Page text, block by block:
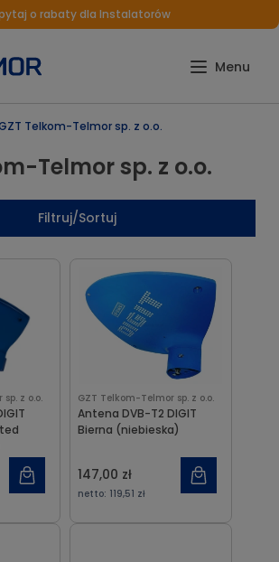
o rabaty dla Instalatorów
Telkom-Telmor sp. z o.o.
Telmor sp. z o.o.
Filtruj/Sortuj
z o.o. GZT Telkom-Telmor sp. z o.o.
Antena DVB-T2 DIGIT
Bierna (niebieska)
147,00 zł
netto: 119,51 zł